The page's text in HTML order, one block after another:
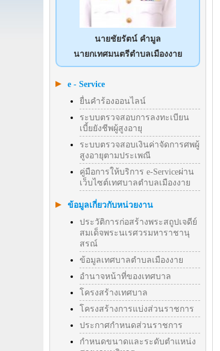
นายชัยรัตน์ คำมูล
นายกเทศมนตรีตำบลเมืองงาย
e - Service
ยื่นคำร้องออนไลน์
ระบบตรวจสอบการลงทะเบียน
เบี้ยยังชีพผู้สูงอายุ
ระบบตรวจสอบเงินค่าจัดการศพผู้
สูงอายุตามประเพณี
คู่มือการให้บริการ e-Serviceผ่าน
เว็บไซต์เทศบาลตำบลเมืองงาย
ข้อมูลเกี่ยวกับหน่วยงาน
ประวัติการก่อสร้างพระสถูปเจดีย์
สมเด็จพระนเรศวรมหาราชานุ
สรณ์
ข้อมูลเทศบาลตำบลเมืองงาย
อำนาจหน้าที่ของเทศบาล
โครงสร้างเทศบาล
โครงสร้างการแบ่งส่วนราชการ
ประกาศกำหนดส่วนราชการ
กำหนดขนาดและระดับตำแหน่ง